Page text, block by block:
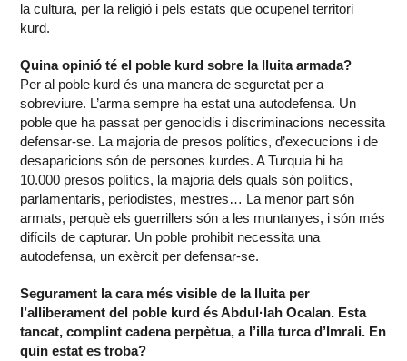
la cultura, per la religió i pels estats que ocupenel territori
kurd.
Quina opinió té el poble kurd sobre la lluita armada?
Per al poble kurd és una manera de seguretat per a
sobreviure. L’arma sempre ha estat una autodefensa. Un
poble que ha passat per genocidis i discriminacions necessita
defensar-se. La majoria de presos polítics, d’execucions i de
desaparicions són de persones kurdes. A Turquia hi ha
10.000 presos polítics, la majoria dels quals són polítics,
parlamentaris, periodistes, mestres… La menor part són
armats, perquè els guerrillers són a les muntanyes, i són més
difícils de capturar. Un poble prohibit necessita una
autodefensa, un exèrcit per defensar-se.
Segurament la cara més visible de la lluita per
l’alliberament del poble kurd és Abdul·lah Ocalan. Esta
tancat, complint cadena perpètua, a l’illa turca d’Imrali. En
quin estat es troba?